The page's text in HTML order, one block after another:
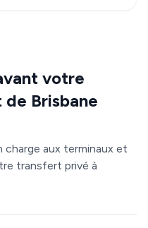
votre
Brisbane
charge aux terminaux et
transfert privé à